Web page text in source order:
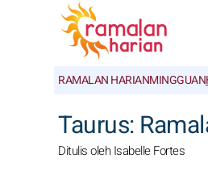
RAMALAN HARIANMINGGUAN
Taurus:
Ditulis oleh Isabelle Fortes